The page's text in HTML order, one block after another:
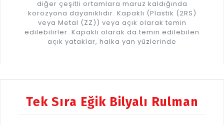
diğer çeşitli ortamlara maruz kaldığında
korozyona dayanıklıdır. Kapaklı (Plastik (2RS)
veya Metal (ZZ)) veya açık olarak temin
edilebilirler. Kapaklı olarak da temin edilebilen
açık yataklar, halka yan yüzlerinde
Tek Sıra Eğik Bilyalı Rulman